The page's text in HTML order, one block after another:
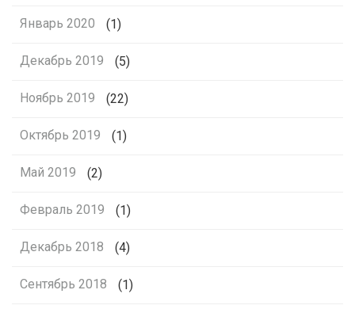
Январь 2020 (1)
Декабрь 2019 (5)
Ноябрь 2019 (22)
Октябрь 2019 (1)
Май 2019 (2)
Февраль 2019 (1)
Декабрь 2018 (4)
Сентябрь 2018 (1)